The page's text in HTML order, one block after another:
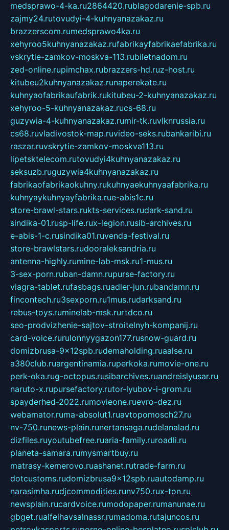
medsprawo-4-ka.ru2864420.rublagodarenie-spb.ru
zajmy24.rutovudyi-4-kuhnyanazakaz.ru
brazzerscom.rumedsprawo4ka.ru
xehyroo5kuhnyanazakaz.rufabrikayfabrikaefabrika.ru
vskrytie-zamkov-moskva-113.rubiletnadom.ru
zed-online.rupimchax.rubrazzers-hd.ruz-host.ru
kitubeu2kuhnyanazakaz.runaperekate.ru
kuhnyaofabrikaufabrik.rukitubeu-2-kuhnyanazakaz.ru
xehyroo-5-kuhnyanazakaz.rucs-68.ru
guzywia-4-kuhnyanazakaz.rumir-tk.ruvlknrussia.ru
cs68.ruvladivostok-map.ruvideo-seks.rubankaribi.ru
raszar.ruvskrytie-zamkov-moskva113.ru
lipetsktelecom.rutovudyi4kuhnyanazakaz.ru
seksuzb.ruguzywia4kuhnyanazakaz.ru
fabrikaofabrikaokuhny.rukuhnyaekuhnyaafabrika.ru
kuhnyaykuhnyayfabrika.rue-abis1c.ru
store-brawl-stars.rukts-services.rudark-sand.ru
sindika-01.rusp-life.rux-legion.rusib-archives.ru
e-abis-1-c.rusindika01.ruvenda-festival.ru
store-brawlstars.rudooraleksandria.ru
antenna-highly.rumine-lab-msk.ru1-mus.ru
3-sex-porn.ruban-damn.rupurse-factory.ru
viagra-tablet.rufasbags.ruadler-jun.rubandamn.ru
fincontech.ru3sexporn.ru1mus.rudarksand.ru
rebus-toys.ruminelab-msk.rurtdco.ru
seo-prodvizhenie-sajtov-stroitelnyh-kompanij.ru
card-voice.rurulonnyygazon177.rusnow-guard.ru
domizbrusa-9x12spb.rudemaholding.ruaalse.ru
a380club.ruargentinamia.ruperkoka.rumovie-one.ru
perk-oka.rug-octopus.rusibarchives.ruandreislyusar.ru
naruto-x.rupursefactory.rutor-lyubov-i-grom.ru
spayderhed-2022.rumovieone.ruevro-dez.ru
webamator.ruma-absolut1.ruavtopomosch27.ru
nv-750.runews-plain.runertansaga.rudelanalad.ru
dizfiles.ruyoutubefree.ruaria-family.ruroadli.ru
planeta-samara.rumysmartbuy.ru
matrasy-kemerovo.ruashanet.rutrade-farm.ru
dotcustoms.rudomizbrusa9x12spb.ruautodamp.ru
narasimha.rudjcommodities.runv750.rux-ton.ru
newsplain.rucardvoice.rumodopaper.rumanunae.ru
gbget.rualfeihavsalnassr.rumadoma.rutajuncos.ru